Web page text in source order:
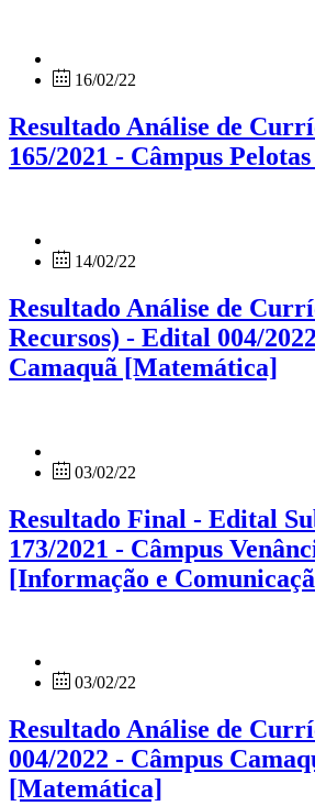
16/02/22
Resultado Análise de
165/2021 - Câmpus
14/02/22
Resultado Análise de
Recursos) - Edital 004/
Camaquã [Matemática]
03/02/22
Resultado Final - Edital
173/2021 - Câmpus
[Informação e
03/02/22
Resultado Análise de
004/2022 - Câmpus
[Matemática]